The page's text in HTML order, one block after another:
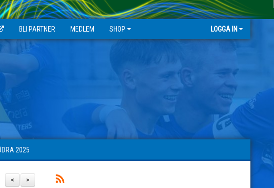
BLI PARTNER MEDLEM SHOP LOGGA IN
2025
>
<